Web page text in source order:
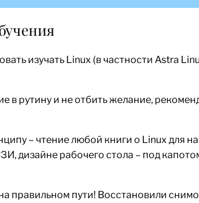
изучать Linux (в частности Astra
в рутину и не отбить желание,
– чтение любой книги о Linux для
дизайне рабочего стола – под
правильном пути! Восстановили